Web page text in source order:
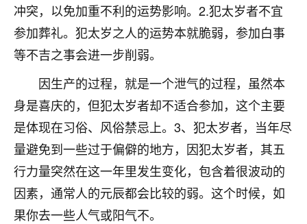
冲突，以免加重不利的运势影响。2.犯太岁者不宜
参加葬礼。犯太岁之人的运势本就脆弱，参加白事
等不吉之事会进一步削弱。
因生产的过程，就是一个泄气的过程，虽然本
身是喜庆的，但犯太岁者却不适合参加，这个主要
是体现在习俗、风俗禁忌上。3、犯太岁者，当年尽
量避免到一些过于偏僻的地方，因犯太岁者，其五
行力量突然在这一年里发生变化，包含着很波动的
因素，通常人的元辰都会比较的弱。这个时候，如
果你去一些人气或阳气不。
1天前 来自四川 9
金白水清
鹿森：慧来老师微信：gjsy0624
1天前 来自江西 12
青春168
我也想要，我也想要！
2天前 来自山西 15